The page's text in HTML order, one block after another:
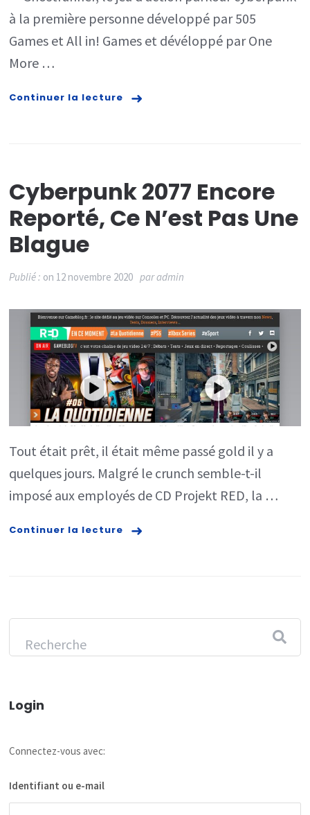
à la première personne développé par 505
Games et All in! Games et dévéloppé par One
More …
Continuer la lecture
Cyberpunk 2077 Encore
Reporté, Ce N’est Pas Une
Blague
Publié : on 12 novembre 2020 paradmin
Tout était prêt, il était même passé gold il y a
quelques jours. Malgré le crunch semble-t-il
imposé aux employés de CD Projekt RED, la …
Continuer la lecture
Login
Connectez-vous avec:
Identifiant ou e-mail